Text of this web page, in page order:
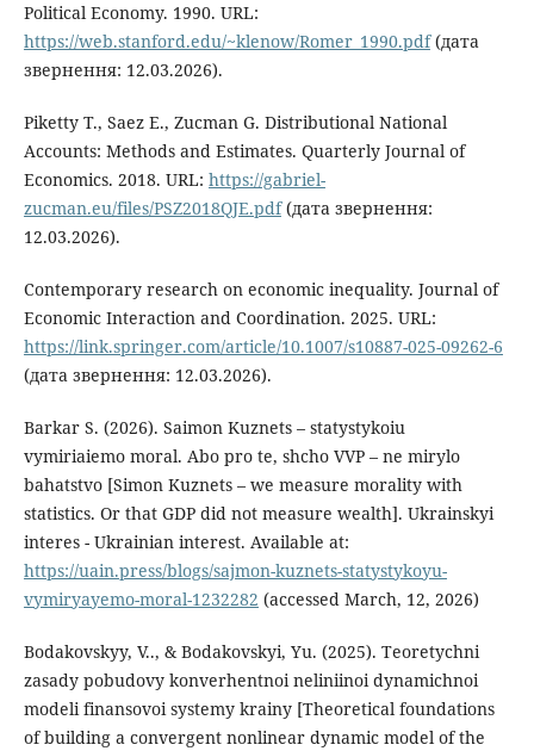
Political Economy. 1990. URL:
https://web.stanford.edu/~klenow/Romer_1990.pdf(дата
звернення: 12.03.2026).
Piketty T., Saez E., Zucman G. Distributional National
Accounts: Methods and Estimates. Quarterly Journal of
Economics. 2018. URL: https://gabriel-
zucman.eu/files/PSZ2018QJE.pdf(дата звернення:
12.03.2026).
Contemporary research on economic inequality. Journal of
Economic Interaction and Coordination. 2025. URL:
https://link.springer.com/article/10.1007/s10887-025-09262-6
(дата звернення: 12.03.2026).
Barkar S. (2026). Saimon Kuznets – statystykoiu
vymiriaiemo moral. Abo pro te, shcho VVP – ne mirylo
bahatstvo [Simon Kuznets – we measure morality with
statistics. Or that GDP did not measure wealth]. Ukrainskyi
interes - Ukrainian interest. Available at:
https://uain.press/blogs/sajmon-kuznets-statystykoyu-
vymiryayemo-moral-1232282 (accessed March, 12, 2026)
Bodakovskyy, V.., & Bodakovskyi, Yu. (2025). Teoretychni
zasady pobudovy konverhentnoi neliniinoi dynamichnoi
modeli finansovoi systemy krainy [Theoretical foundations
of building a convergent nonlinear dynamic model of the